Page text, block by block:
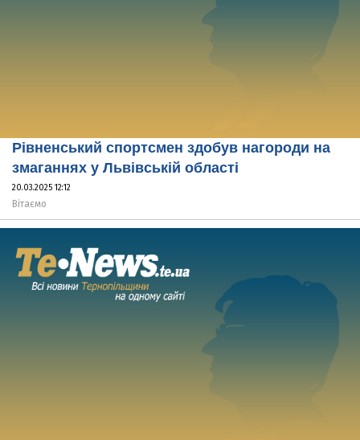
Рівненський спортсмен здобув нагороди на
змаганнях у Львівській області
20.03.2025 12:12
Вітаємо